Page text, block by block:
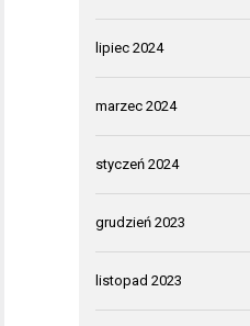
lipiec 2024
marzec 2024
styczeń 2024
grudzień 2023
listopad 2023